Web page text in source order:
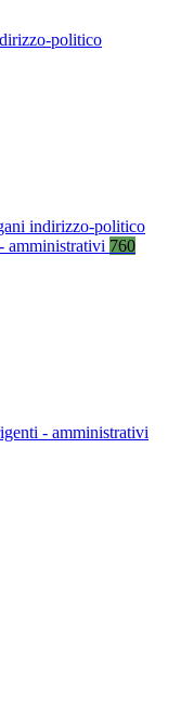
politico
indirizzo-politico
amministrativi 760
- amministrativi